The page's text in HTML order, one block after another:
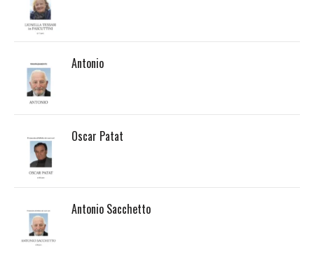
Antonio
Oscar Patat
Antonio Sacchetto